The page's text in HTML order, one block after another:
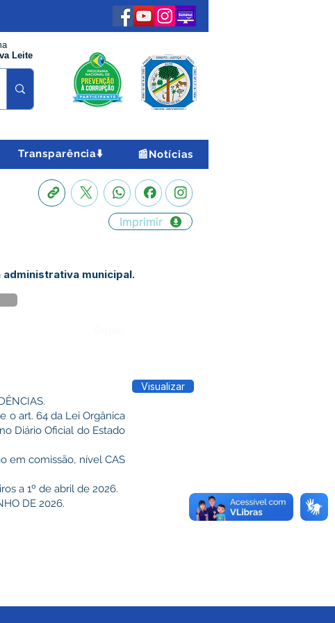
Leite
Transparência⬇️ 📰Notícias
Imprimir
municipal.
o art. 64 da Lei Orgânica
Diário Oficial do Estado
em comissão, nível CAS
a 1º de abril de 2026.
DE 2026.
Visualizar